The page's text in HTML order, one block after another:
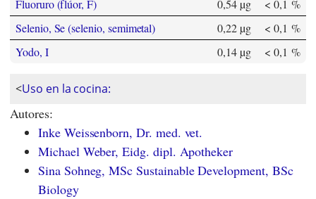
Fluoruro (flúor, F)
0,54 µg
< 0,1 %
Selenio, Se (selenio, semimetal)
0,22 µg
< 0,1 %
Yodo, I
0,14 µg < 0,1 %
<Uso en la cocina:
Autores:
Inke Weissenborn, Dr. med. vet.
Michael Weber, Eidg. dipl. Apotheker
Sina Sohneg, MSc Sustainable Development, BSc
Biology